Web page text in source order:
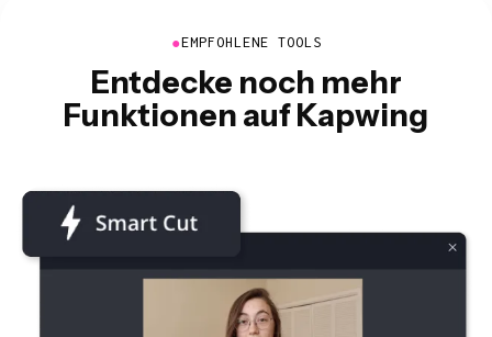
●EMPFOHLENE TOOLS
Entdecke noch mehr
Funktionen auf Kapwing